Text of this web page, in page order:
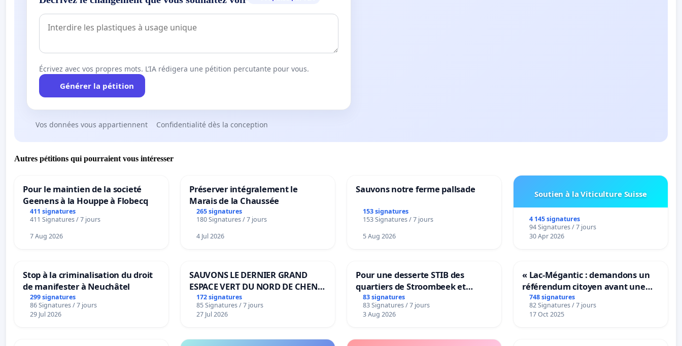
Écrivez avec vos propres mots. L’IA rédigera une pétition percutante pour vous.
Générer la pétition
Vos données vous appartiennent Confidentialité dès la conception
Autres pétitions qui pourraient vous intéresser
Pour le maintien de la societé
Geenens à la Houppe à Flobecq
411 signatures
411 Signatures / 7 jours
7 Aug 2026
Préserver intégralement le
Marais de la Chaussée
265 signatures
180 Signatures / 7 jours
4 Jul 2026
Sauvons notre ferme pallsade
153 signatures
153 Signatures / 7 jours
5 Aug 2026
Soutien à la Viticulture Suisse
4 145 signatures
94 Signatures / 7 jours
30 Apr 2026
Stop à la criminalisation du droit
de manifester à Neuchâtel
299 signatures
86 Signatures / 7 jours
29 Jul 2026
SAUVONS LE DERNIER GRAND
ESPACE VERT DU NORD DE CHENE-
BOUGERIES
172 signatures
85 Signatures / 7 jours
27 Jul 2026
Pour une desserte STIB des
quartiers de Stroombeek et
Beauval - Voor een MIVB-
bediening van de wijken
Strombeek en Het Voor
83 signatures
83 Signatures / 7 jours
3 Aug 2026
« Lac-Mégantic : demandons un
référendum citoyen avant une
transformation irréversible de
notre territoire »
748 signatures
82 Signatures / 7 jours
17 Oct 2025